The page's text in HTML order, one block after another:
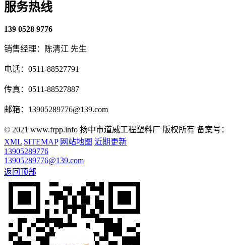
服务热线
139 0528 9776
销售经理：陈清江 先生
电话：0511-88527791
传真：0511-88527887
邮箱：13905289776@139.com
© 2021 www.frpp.info 扬中市道威工程塑料厂 版权所有 备案号：
XML SITEMAP 网站地图 近期更新
13905289776
13905289776@139.com
返回顶部